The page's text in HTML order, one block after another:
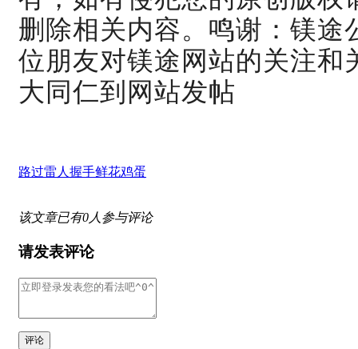
删除相关内容。鸣谢：镁
位朋友对镁途网站的关注和
大同仁到网站发帖
路过雷人握手鲜花鸡蛋
该文章已有0人参与评论
请发表评论
评论